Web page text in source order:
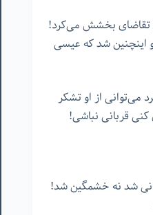
تقاضای بخشش می‌کرد!
اینچنین شد که عیسی
از او تشکر
قربانی نباشی!
شد نه خشمگین شد!